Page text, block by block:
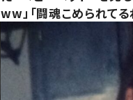
ww」「闘魂こめられて